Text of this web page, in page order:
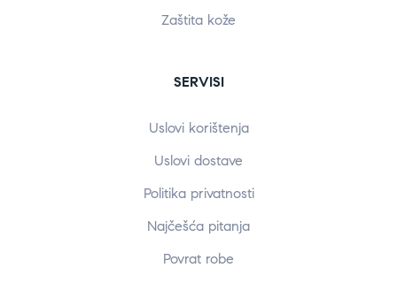
Zaštita kože
SERVISI
Uslovi korištenja
Uslovi dostave
Politika privatnosti
Najčešća pitanja
Povrat robe